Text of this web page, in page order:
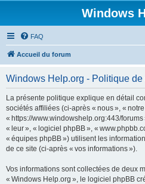
Windows
FAQ
Accueil du forum
Windows Help.org - Politique
La présente politique explique en détail
sociétés affiliées (ci-après « nous », «
« https://www.windowshelp.org:443/
« leur », « logiciel phpBB », «
« équipes phpBB ») utilisent les
de ce site (ci-après « vos informations »).
Vos informations sont collectées de deux
« Windows Help.org », le logiciel phpBB